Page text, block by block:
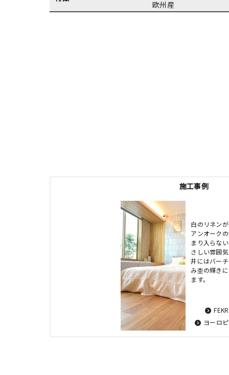
欧州産
施工事例
白のリネン
アンオーク
まり入らな
さしい雰囲
井にはバー
み杢の輝き
ます。
ヨーロ